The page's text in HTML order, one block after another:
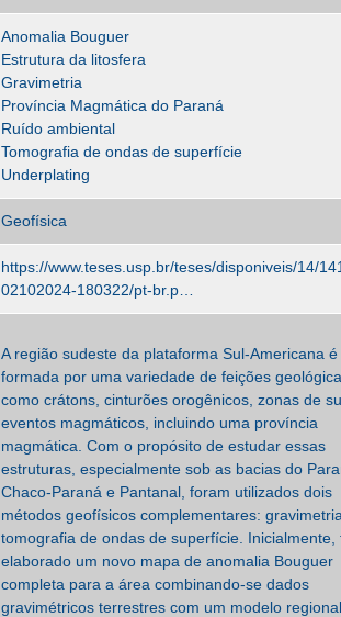
Anomalia Bouguer
Estrutura da litosfera
Gravimetria
Província Magmática do Paraná
Ruído ambiental
Tomografia de ondas de superfície
Underplating
Geofísica
https://www.teses.usp.br/teses/disponiveis/14/
02102024-180322/pt-br.p…
A região sudeste da plataforma Sul-Americana é
formada por uma variedade de feições
como crátons, cinturões orogênicos, zonas de
eventos magmáticos, incluindo uma província
magmática. Com o propósito de estudar essas
estruturas, especialmente sob as bacias do
Chaco-Paraná e Pantanal, foram utilizados dois
métodos geofísicos complementares:
tomografia de ondas de superfície. Inicialmente,
elaborado um novo mapa de anomalia Bouguer
completa para a área combinando-se dados
gravimétricos terrestres com um modelo